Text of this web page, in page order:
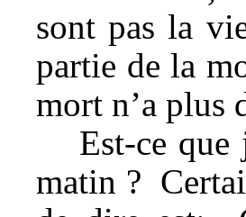
sont pas la
partie de la
mort n’a plus
Est-ce que
matin ?